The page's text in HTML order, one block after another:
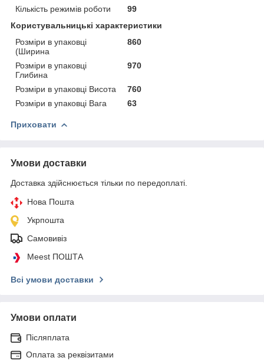
Кількість режимів роботи
99
Користувальницькі характеристики
Розміри в упаковці
(Ширина
860
Розміри в упаковці
Глибина
970
Розміри в упаковці Висота
760
Розміри в упаковці Вага
63
Приховати
Умови доставки
Доставка здійснюється тільки по передоплаті.
Нова Пошта
Укрпошта
Самовивіз
Meest ПОШТА
Всі умови доставки
Умови оплати
Післяплата
Оплата за реквізитами